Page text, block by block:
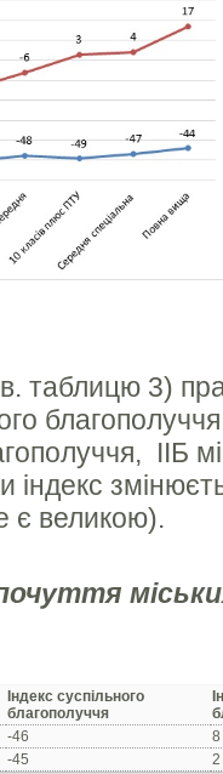
таблицю 3)
ІІБ
індекс
є великою).
Індекс суспільного
благополуччя
-46
8
-45 2